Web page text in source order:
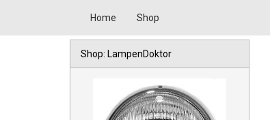
Home Shop
Shop: LampenDoktor